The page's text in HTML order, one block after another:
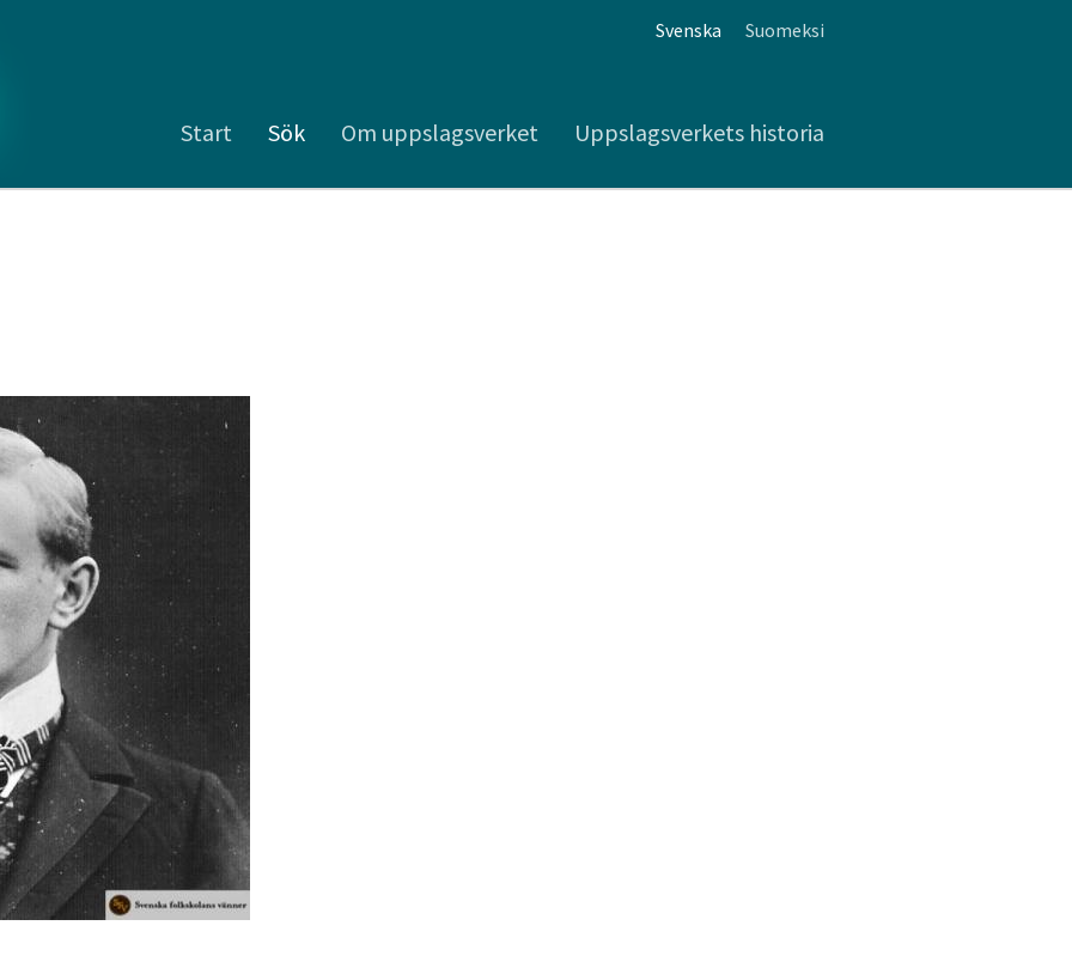
Svenska Suomeksi
Start Sök Om uppslagsverket Uppslagsverkets historia